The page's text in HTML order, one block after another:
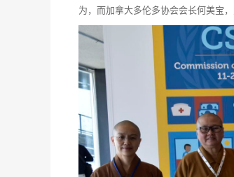
为，而加拿大多伦多协会会长何美宝，